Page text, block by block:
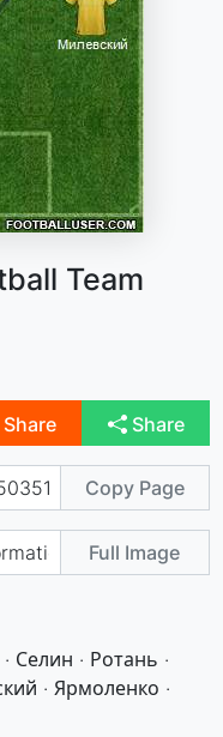
Team
Share Share
Copy Page
Full Image
Селин · Ротань ·
· Ярмоленко ·